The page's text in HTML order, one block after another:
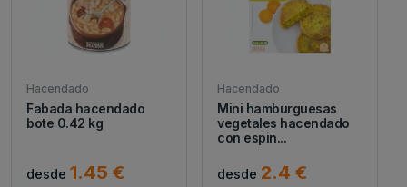
Hacendado
Fabada hacendado
bote 0.42 kg
desde 1.45 €
Hacendado
Mini hamburguesas
vegetales hacendado
con espin...
desde 2.4 €